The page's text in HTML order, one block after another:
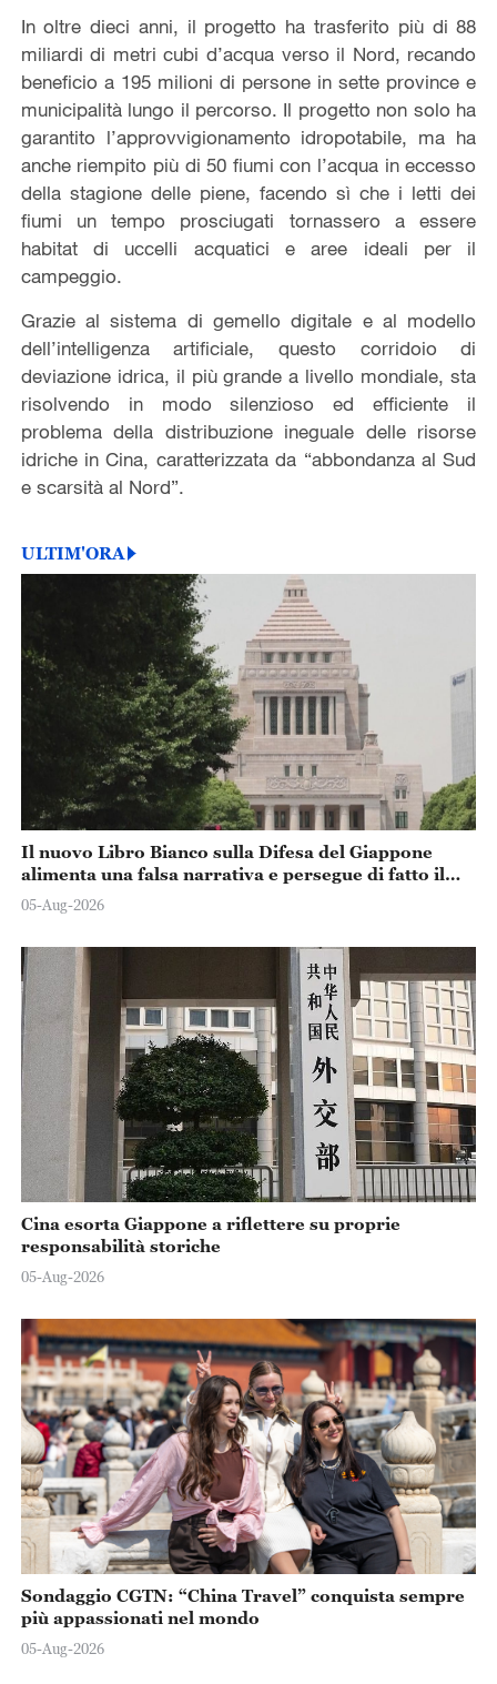
In oltre dieci anni, il progetto ha trasferito più di 88
miliardi di metri cubi d’acqua verso il Nord, recando
beneficio a 195 milioni di persone in sette province e
municipalità lungo il percorso. Il progetto non solo ha
garantito l’approvvigionamento idropotabile, ma ha
anche riempito più di 50 fiumi con l’acqua in eccesso
della stagione delle piene, facendo sì che i letti dei
fiumi un tempo prosciugati tornassero a essere
habitat di uccelli acquatici e aree ideali per il
campeggio.
Grazie al sistema di gemello digitale e al modello
dell’intelligenza artificiale, questo corridoio di
deviazione idrica, il più grande a livello mondiale, sta
risolvendo in modo silenzioso ed efficiente il
problema della distribuzione ineguale delle risorse
idriche in Cina, caratterizzata da “abbondanza al Sud
e scarsità al Nord”.
ULTIM'ORA
Il nuovo Libro Bianco sulla Difesa del Giappone
alimenta una falsa narrativa e persegue di fatto il
rafforzamento militare
05-Aug-2026
Cina esorta Giappone a riflettere su proprie
responsabilità storiche
05-Aug-2026
Sondaggio CGTN: “China Travel” conquista sempre
più appassionati nel mondo
05-Aug-2026